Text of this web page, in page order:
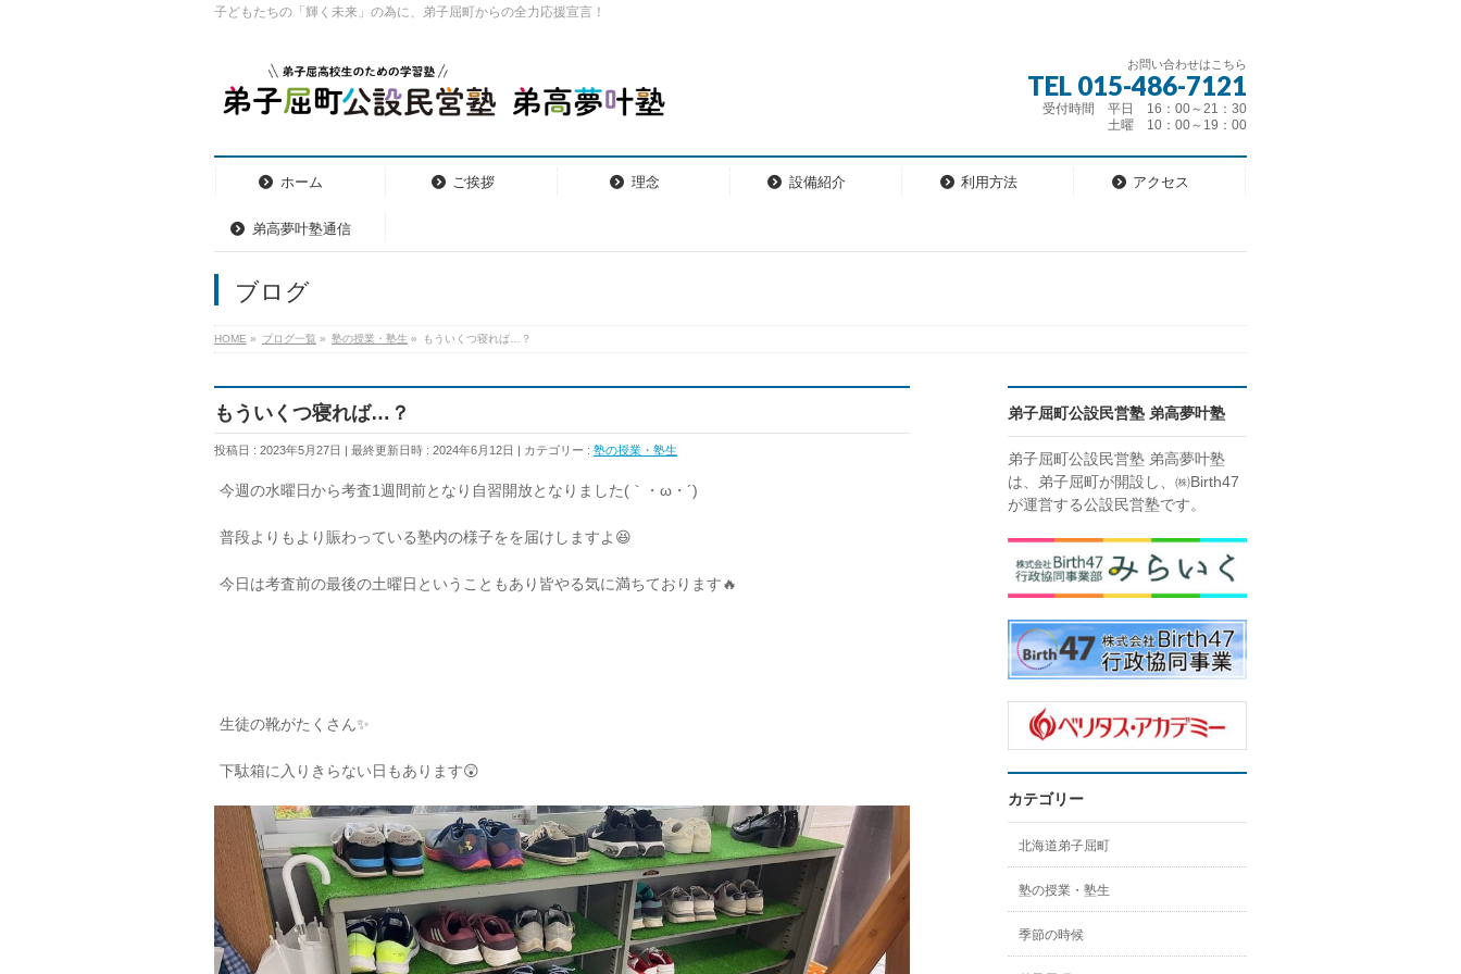
子どもたちの「輝く未来」の為に、弟子屈町からの全力応援宣言！
お問い合わせはこちら
TEL 015-486-7121
受付時間 平日 16：00～21：30
土曜 10：00～19：00
ホーム ご挨拶 理念 設備紹介 利用方法 アクセス
弟高夢叶塾通信
ブログ
HOME » ブログ一覧 » 塾の授業・塾生 » もういくつ寝れば…？
もういくつ寝れば…？
投稿日 : 2023年5月27日 最終更新日時 : 2024年6月12日 カテゴリー : 塾の授業・塾生
今週の水曜日から考査1週間前となり自習開放となりました(｀・ω・´)
普段よりもより賑わっている塾内の様子をを届けしますよ😆
今日は考査前の最後の土曜日ということもあり皆やる気に満ちております🔥
生徒の靴がたくさん✨
下駄箱に入りきらない日もあります😲
弟子屈町公設民営塾 弟高夢叶塾
弟子屈町公設民営塾 弟高夢叶塾
は、弟子屈町が開設し、㈱Birth47
が運営する公設民営塾です。
カテゴリー
北海道弟子屈町
塾の授業・塾生
季節の時候